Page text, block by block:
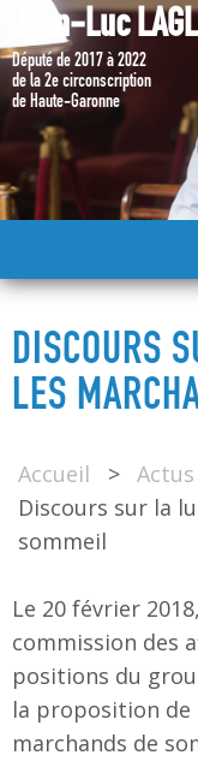
Jean-Luc
Député de 2017 à 2022
de la 2e circonscription
de Haute-Garonne
MA
MES ACTIONS
DISCOURS
LES
Accueil >
Discours sur la
sommeil
Le 20 février
commission des
positions du
la proposition
marchands de